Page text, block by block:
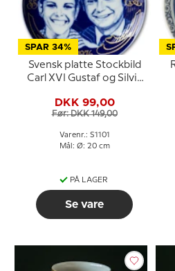
SPAR 34%
Svensk platte Stockbild
Carl XVI Gustaf og Silvia
DKK 99,00
Før: DKK 149,00
Varenr.: S1101
Mål: Ø: 20 cm
PÅ LAGER
Se vare